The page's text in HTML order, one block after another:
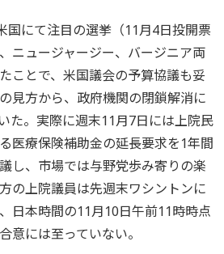
国にて注目の選挙（11月4日投開票
ニュージャージー、バージニア両
ことで、米国議会の予算協議も妥
見方から、政府機関の閉鎖解消に
た。実際に週末11月7日には上院民
医療保険補助金の延長要求を1年間
し、市場では与野党歩み寄りの楽
の上院議員は先週末ワシントンに
日本時間の11月10日午前11時時点
意には至っていない。